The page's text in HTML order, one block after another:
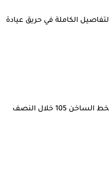
الكاملة في حريق عيادة
الصحة: ارتفاع الإقبال على الخط الساخن 105 خلال النصف